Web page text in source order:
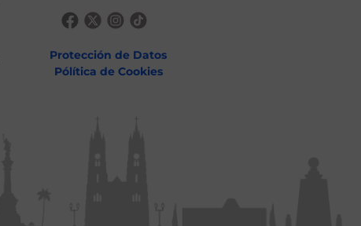
Protección de Datos
Pólítica de Cookies